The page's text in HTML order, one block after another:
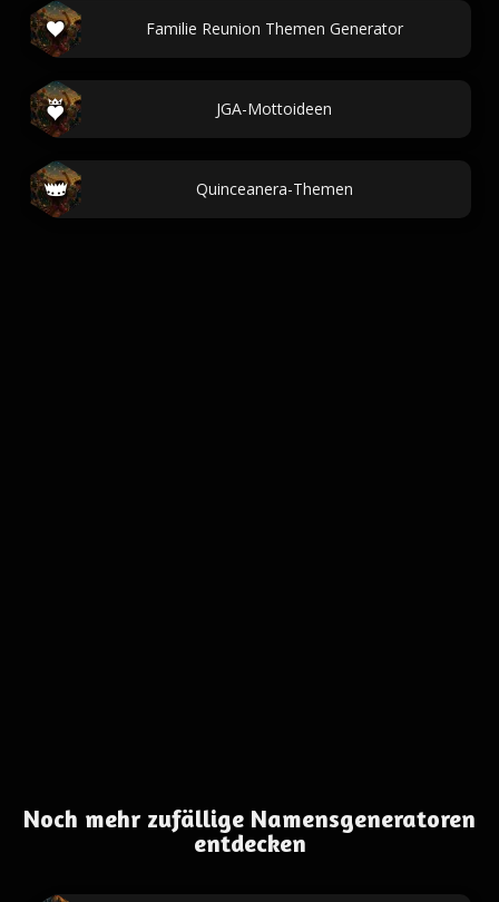
Familie Reunion Themen Generator
JGA-Mottoideen
Quinceanera-Themen
Noch mehr zufällige Namensgeneratoren
entdecken